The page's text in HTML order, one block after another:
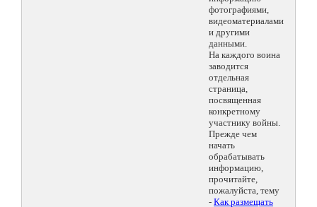
фотографиями,
видеоматериалами
и другими
данными.
На каждого воина
заводится
отдельная
страница,
посвященная
конкретному
участнику войны.
Прежде чем
начать
обрабатывать
информацию,
прочитайте,
пожалуйста, тему
- Как размещать